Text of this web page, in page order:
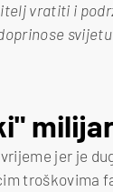
vratiti i
jer je
troškovima